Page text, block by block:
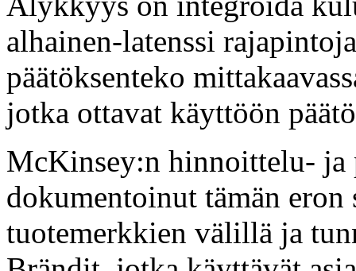
alhainen-latenssi
päätöksenteko
jotka ottavat käyttöön
McKinsey:n hinnoittelu- ja
dokumentoinut tämän
tuotemerkkien välillä ja